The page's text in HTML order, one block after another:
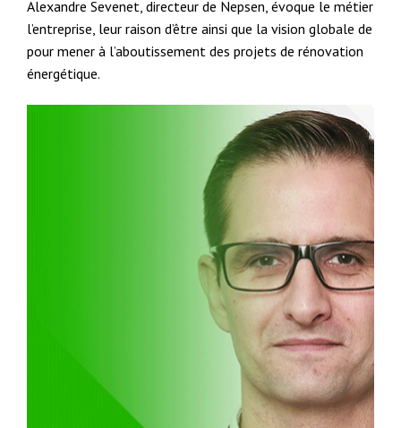
Alexandre Sevenet, directeur de Nepsen, évoque le métier de
l’entreprise, leur raison d’être ainsi que la vision globale de
pour mener à l’aboutissement des projets de rénovation
énergétique.